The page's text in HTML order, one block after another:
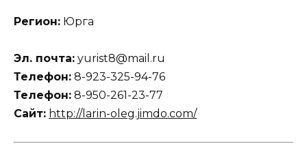
Регион: Юрга
Эл. почта: yurist8@mail.ru
Телефон: 8-923-325-94-76
Телефон: 8-950-261-23-77
Сайт: http://larin-oleg.jimdo.com/